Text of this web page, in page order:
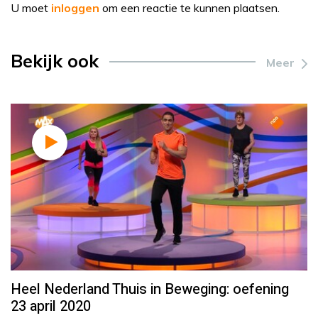
U moet inloggen om een reactie te kunnen plaatsen.
Bekijk ook Meer
Heel Nederland Thuis in Beweging: oefening
23 april 2020